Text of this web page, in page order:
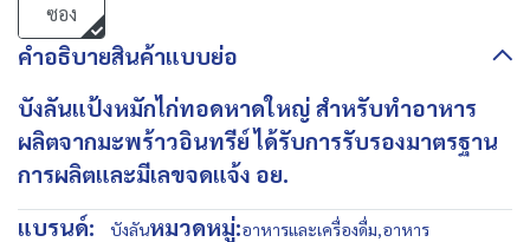
ซอง
คำอธิบายสินค้าแบบย่อ
บังลันแป้งหมักไก่ทอดหาดใหญ่ สำหรับทำอาหาร
ผลิตจากมะพร้าวอินทรีย์ ได้รับการรับรองมาตรฐาน
การผลิตและมีเลขจดแจ้ง อย.
แบรนด์:
บังลันหมวดหมู่:อาหารและเครื่องดื่ม,อาหาร